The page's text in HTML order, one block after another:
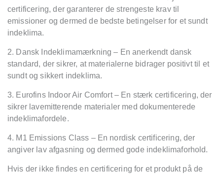
certificering, der garanterer de strengeste krav til
emissioner og dermed de bedste betingelser for et sundt
indeklima.
2. Dansk Indeklimamærkning – En anerkendt dansk
standard, der sikrer, at materialerne bidrager positivt til et
sundt og sikkert indeklima.
3. Eurofins Indoor Air Comfort – En stærk certificering, der
sikrer lavemitterende materialer med dokumenterede
indeklimafordele.
4. M1 Emissions Class – En nordisk certificering, der
angiver lav afgasning og dermed gode indeklimaforhold.
Hvis der ikke findes en certificering for et produkt på de